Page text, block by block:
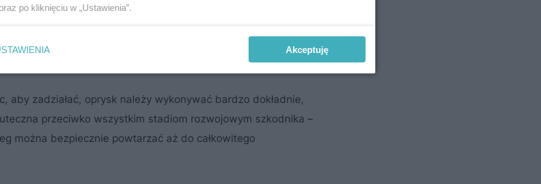
powodując uduszenie.
co prowadzi do śmiertelnego odwodnienia.
aby zadziałać, oprysk należy wykonywać bardzo dokładnie,
przeciwko wszystkim stadiom rozwojowym szkodnika –
można bezpiecznie powtarzać aż do całkowitego
po kliknięciu w „Ustawienia”.
Akceptuję